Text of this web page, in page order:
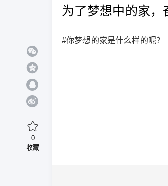
为了梦想中的家，
#你梦想的家是什么样的呢？
0
收藏